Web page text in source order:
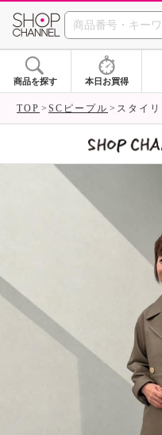
商品を探す 本日お買得
TOP SCピープル スタイ